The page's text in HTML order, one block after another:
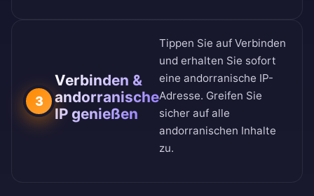
3
Verbinden &
andorranische
IP genießen
Tippen Sie auf Verbinden
und erhalten Sie sofort
eine andorranische IP-
Adresse. Greifen Sie
sicher auf alle
andorranischen Inhalte
zu.